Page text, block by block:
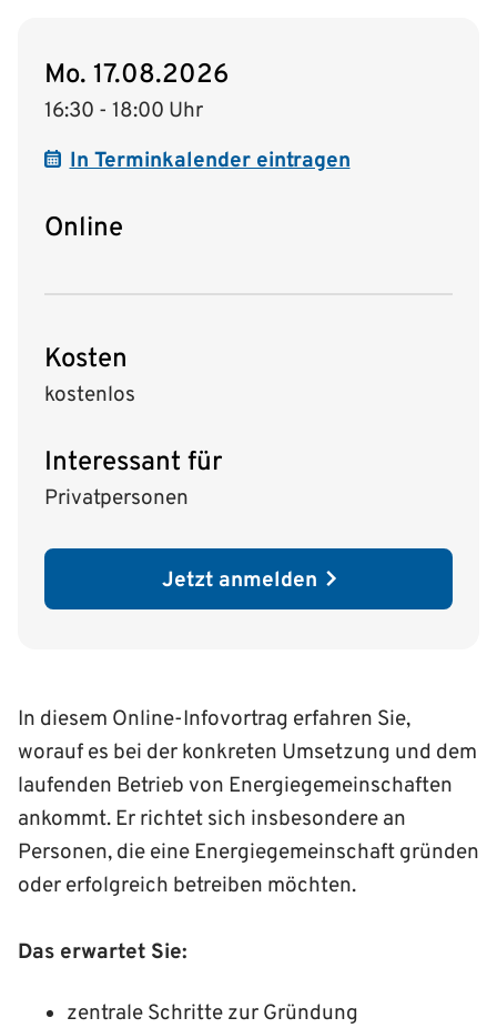
In diesem Online-Infovortrag erfahren Sie,
worauf es bei der konkreten Umsetzung und dem
laufenden Betrieb von Energiegemeinschaften
ankommt. Er richtet sich insbesondere an
Personen, die eine Energiegemeinschaft gründen
oder erfolgreich betreiben möchten.
Das erwartet Sie:
zentrale Schritte zur Gründung
Mo. 17.08.2026
16:30 - 18:00 Uhr
In Terminkalender eintragen
Online
Kosten
kostenlos
Interessant für
Privatpersonen
Jetzt anmelden